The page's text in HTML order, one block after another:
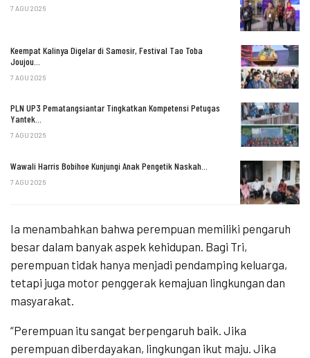
7 AGU 2026
Keempat Kalinya Digelar di Samosir, Festival Tao Toba
Joujou…
7 AGU 2026
PLN UP3 Pematangsiantar Tingkatkan Kompetensi Petugas
Yantek…
7 AGU 2026
Wawali Harris Bobihoe Kunjungi Anak Pengetik Naskah…
7 AGU 2026
Ia menambahkan bahwa perempuan memiliki pengaruh
besar dalam banyak aspek kehidupan. Bagi Tri,
perempuan tidak hanya menjadi pendamping keluarga,
tetapi juga motor penggerak kemajuan lingkungan dan
masyarakat.
“Perempuan itu sangat berpengaruh baik. Jika
perempuan diberdayakan, lingkungan ikut maju. Jika